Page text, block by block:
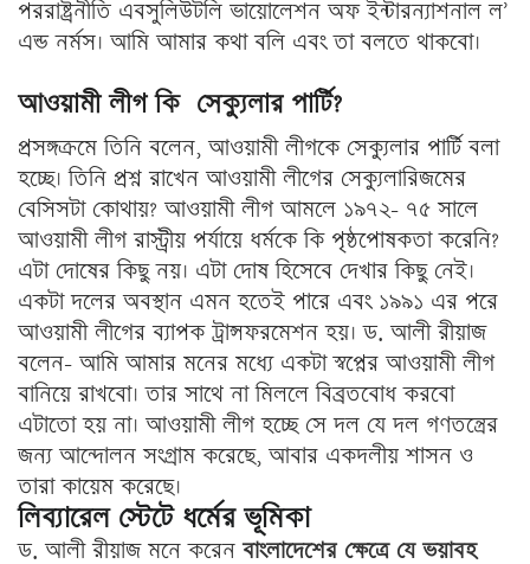
পররাষ্ট্রনীতি এবসুলিউটলি ভায়োলেশন অফ ইন্টারন্যাশনাল ল’
এন্ড নর্মস। আমি আমার কথা বলি এবং তা বলতে থাকবো।
আওয়ামী লীগ কি সেক্যুলার পার্টি?
প্রসঙ্গক্রমে তিনি বলেন, আওয়ামী লীগকে সেক্যুলার পার্টি বলা
হচ্ছে। তিনি প্রশ্ন রাখেন আওয়ামী লীগের সেক্যুলারিজমের
বেসিসটা কোথায়? আওয়ামী লীগ আমলে ১৯৭২- ৭৫ সালে
আওয়ামী লীগ রাস্ট্রীয় পর্যায়ে ধর্মকে কি পৃষ্ঠপোষকতা করেনি?
এটা দোষের কিছু নয়। এটা দোষ হিসেবে দেখার কিছু নেই।
একটা দলের অবস্থান এমন হতেই পারে এবং ১৯৯১ এর পরে
আওয়ামী লীগের ব্যাপক ট্রান্সফরমেশন হয়। ড. আলী রীয়াজ
বলেন- আমি আমার মনের মধ্যে একটা স্বপ্নের আওয়ামী লীগ
বানিয়ে রাখবো। তার সাথে না মিললে বিব্রতবোধ করবো
এটাতো হয় না। আওয়ামী লীগ হচ্ছে সে দল যে দল গণতন্ত্রের
জন্য আন্দোলন সংগ্রাম করেছে, আবার একদলীয় শাসন ও
তারা কায়েম করেছে।
লিব্যারেল স্টেটে ধর্মের ভূমিকা
ড. আলী রীয়াজ মনে করেনবাংলাদেশের ক্ষেত্রে যে ভয়াবহ